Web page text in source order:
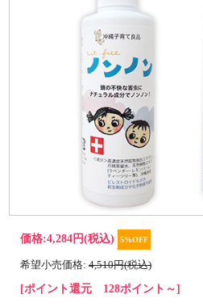
価格:4,284円(税込) 5%OFF
希望小売価格: 4,510円(税込)
[ポイント還元 128ポイント～]